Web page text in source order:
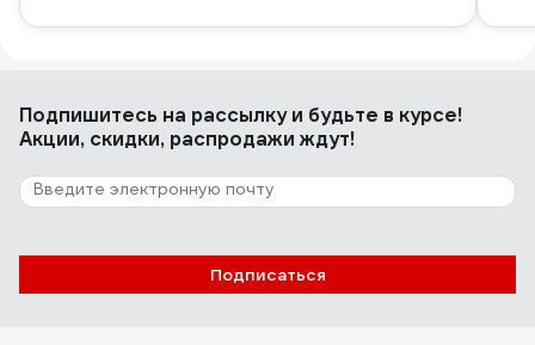
Подпишитесь на рассылкуи будьте в курсе!
Акции, скидки, распродажи ждут!
Подписаться